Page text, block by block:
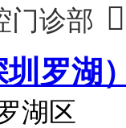
门诊部 
圳罗湖
湖区